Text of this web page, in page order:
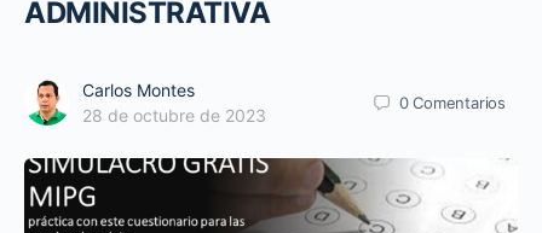
ADMINISTRATIVA
Carlos Montes
28 de octubre de 2023
0Comentarios